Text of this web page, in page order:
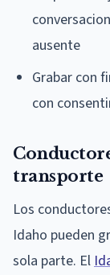
ausente
Grabar con
con
transporte
Los
Idaho pueden
sola parte. El